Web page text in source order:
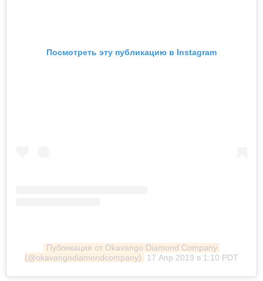
Посмотреть эту публикацию в Instagram
Публикация от Okavango Diamond Company
(@okavangodiamondcompany)
17 Апр 2019 в 1:10 PDT